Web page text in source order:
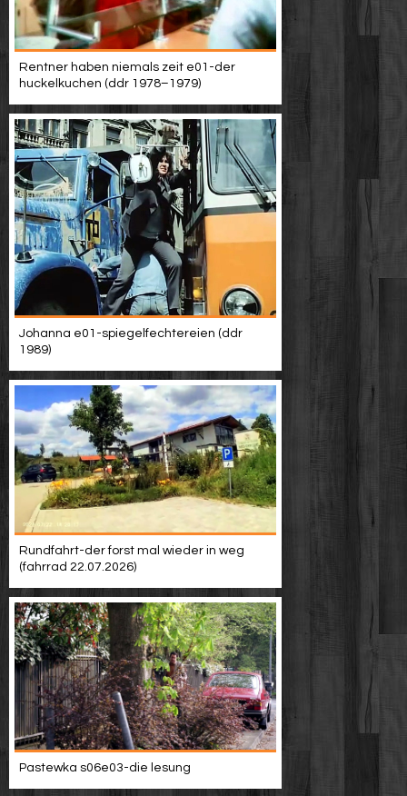
Rentner haben niemals zeit e01-der
huckelkuchen (ddr 1978–1979)
Johanna e01-spiegelfechtereien (ddr
1989)
Rundfahrt-der forst mal wieder in weg
(fahrrad 22.07.2026)
Pastewka s06e03-die lesung